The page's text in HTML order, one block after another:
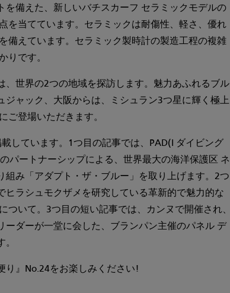
を備えた、新しいバチスカーフ セラミックモデルの
を当てています。セラミックは耐傷性、軽さ、優れ
備えています。セラミック製時計の製造工程の複雑
りです。
、世界の2つの地域を探訪します。魅力あふれるブル
ジャック、大阪からは、ミシュラン3つ星に輝く極上
ご登場いただきます。
しています。1つ目の記事では、PAD(I ダイビング
パートナーシップによる、世界最大の海洋保護区 ネ
組み「アダプト・ザ・ブルー」を取り上げます。2つ
ヒラシュモクザメを研究している革新的で魅力的な
ついて。3つ目の短い記事では、カンヌで開催され、
ーダーが一堂に会した、ブランパン主催のパネル デ
。
り』No.24をお楽しみください!